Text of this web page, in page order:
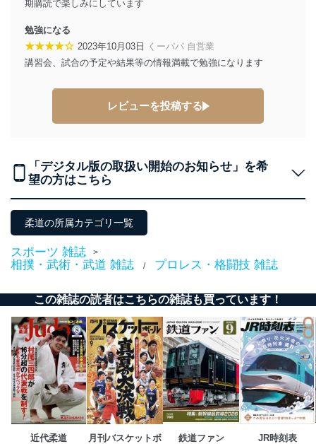
ます。また、目的外利用を行わないために、適切な管理
法令遵守
当社は、個人情報に関連する法令、国が定める指針及び
に、これらの法令及びその他の規範を常に適合させま
当社は、個人情報の正確性及び安全性を確保するため
に、下記セキュリティ対策をはじめとする安全対策を実
施し、個人情報の漏えい、滅失またはき損の防止及び是
正に努めます。
アクセス制御
個人データを取り扱うことのできる機器及び当該
機器を取り扱う従業者を明確化し、 個人データへ
の不要なアクセスを防止しています。
機器に標準装備されているユーザー制御機能（ユ
ベース等を取り扱う情報システムを使用する従業
者を識別・認証しています。
外部からの不正アクセス等の防止
個人データを取り扱う機器等のオペレーティング
システムを最新の状態に保持しています。
個人データを取り扱う機器等にセキュリティ対策
ソフトウェア等を導入し、自動更新 機能等の活用
により、これを最新状態としています。
期購読で楽しみにしています
勉強になる
★★★★☆ 2023年10月03日
くーパパ 自営業
講習会、試合の予定や結果等の情報満載で勉強になります
レビューを投稿する
「デジタル版の取扱い開始のお知らせ」を希
望の方はこちら
柔道の所属カテゴリ一覧
スポーツ 雑誌 >
相撲・武術・武道 雑誌 / プロレス・格闘技 雑誌
この雑誌の読者はこちらの雑誌も買っています！
近代柔道
月刊バスケットボ
鉄道ファン JR時刻表